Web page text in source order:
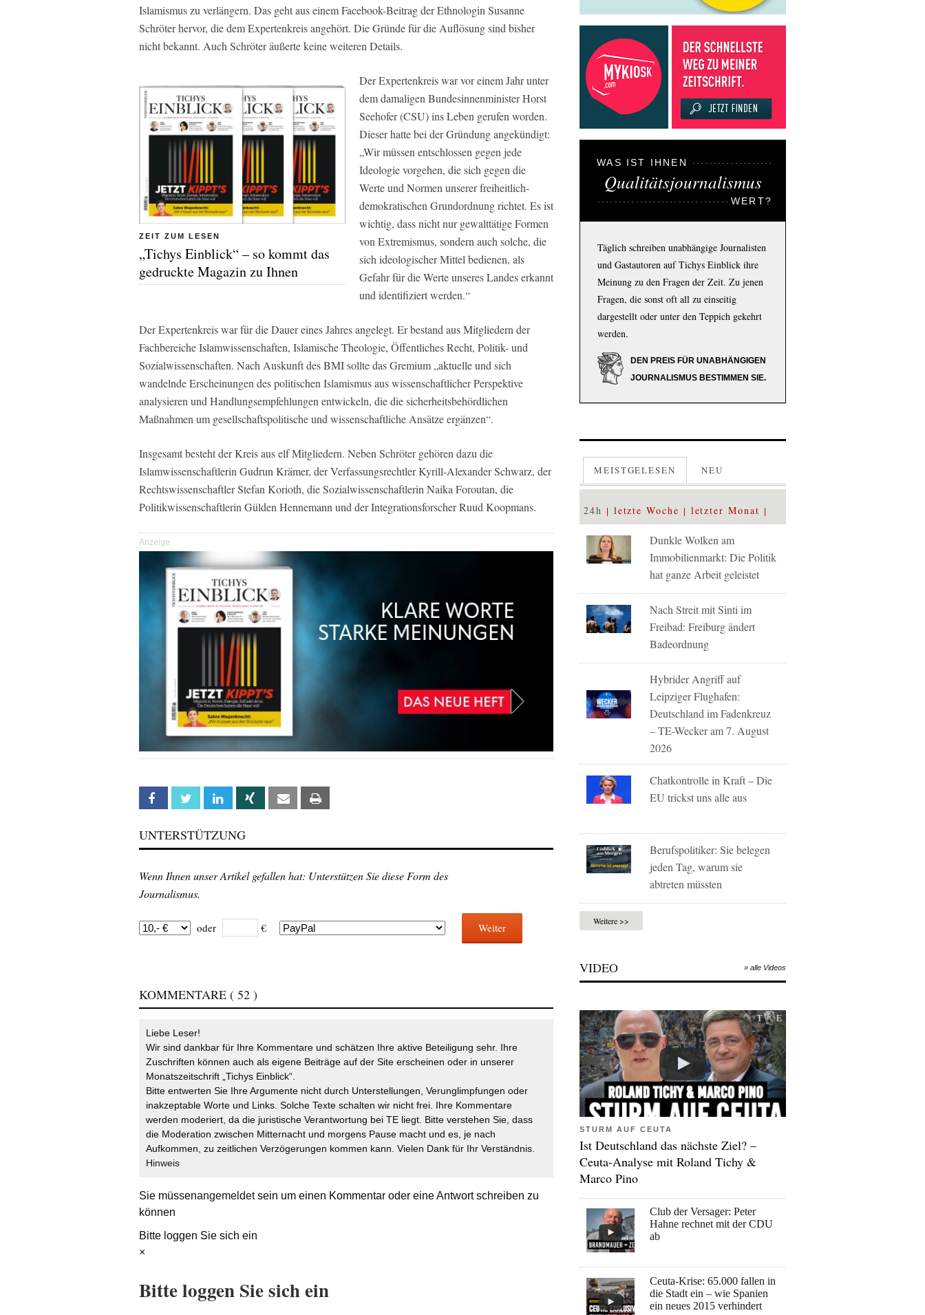
Islamismus zu verlängern. Das geht aus einem Facebook-Beitrag der Ethnologin Susanne
Schröter hervor, die dem Expertenkreis angehört. Die Gründe für die Auflösung sind bisher
nicht bekannt. Auch Schröter äußerte keine weiteren Details.
ZEIT ZUM LESEN
„Tichys Einblick“ – so kommt das
gedruckte Magazin zu Ihnen
Der Expertenkreis war vor einem Jahr unter
dem damaligen Bundesinnenminister Horst
Seehofer (CSU) ins Leben gerufen worden.
Dieser hatte bei der Gründung angekündigt:
„Wir müssen entschlossen gegen jede
Ideologie vorgehen, die sich gegen die
Werte und Normen unserer freiheitlich-
demokratischen Grundordnung richtet. Es ist
wichtig, dass nicht nur gewalttätige Formen
von Extremismus, sondern auch solche, die
sich ideologischer Mittel bedienen, als
Gefahr für die Werte unseres Landes erkannt
und identifiziert werden.“
Der Expertenkreis war für die Dauer eines Jahres angelegt. Er bestand aus Mitgliedern der
Fachbereiche Islamwissenschaften, Islamische Theologie, Öffentliches Recht, Politik- und
Sozialwissenschaften. Nach Auskunft des BMI sollte das Gremium „aktuelle und sich
wandelnde Erscheinungen des politischen Islamismus aus wissenschaftlicher Perspektive
analysieren und Handlungsempfehlungen entwickeln, die die sicherheitsbehördlichen
Maßnahmen um gesellschaftspolitische und wissenschaftliche Ansätze ergänzen“.
Insgesamt besteht der Kreis aus elf Mitgliedern. Neben Schröter gehören dazu die
Islamwissenschaftlerin Gudrun Krämer, der Verfassungsrechtler Kyrill-Alexander Schwarz, der
Rechtswissenschaftler Stefan Korioth, die Sozialwissenschaftlerin Naika Foroutan, die
Politikwissenschaftlerin Gülden Hennemann und der Integrationsforscher Ruud Koopmans.
Anzeige
Facebook Twitter Linkedin Xing Email
UNTERSTÜTZUNG
Wenn Ihnen unser Artikel gefallen hat: Unterstützen Sie diese Form des
Journalismus.
oder € Weiter
KOMMENTARE ( 52 )
Liebe Leser!
Wir sind dankbar für Ihre Kommentare und schätzen Ihre aktive Beteiligung sehr. Ihre
Zuschriften können auch als eigene Beiträge auf der Site erscheinen oder in unserer
Monatszeitschrift „Tichys Einblick“.
Bitte entwerten Sie Ihre Argumente nicht durch Unterstellungen, Verunglimpfungen oder
inakzeptable Worte und Links. Solche Texte schalten wir nicht frei. Ihre Kommentare
werden moderiert, da die juristische Verantwortung bei TE liegt. Bitte verstehen Sie, dass
die Moderation zwischen Mitternacht und morgens Pause macht und es, je nach
Aufkommen, zu zeitlichen Verzögerungen kommen kann. Vielen Dank für Ihr Verständnis.
Hinweis
Sie müssenangemeldetsein um einen Kommentar oder eine Antwort schreiben zu
können
Bitte loggen Sie sich ein
×
Bitte loggen Sie sich ein
WAS IST IHNEN
Qualitätsjournalismus
WERT?
Täglich schreiben unabhängige Journalisten
und Gastautoren auf Tichys Einblick ihre
Meinung zu den Fragen der Zeit. Zu jenen
Fragen, die sonst oft all zu einseitig
dargestellt oder unter den Teppich gekehrt
werden.
DEN PREIS FÜR UNABHÄNGIGEN
JOURNALISMUS BESTIMMEN SIE.
MEISTGELESEN NEU
24h letzte Woche letzter Monat
Dunkle Wolken am
Immobilienmarkt: Die Politik
hat ganze Arbeit geleistet
Nach Streit mit Sinti im
Freibad: Freiburg ändert
Badeordnung
Hybrider Angriff auf
Leipziger Flughafen:
Deutschland im Fadenkreuz
– TE-Wecker am 7. August
2026
Chatkontrolle in Kraft – Die
EU trickst uns alle aus
Berufspolitiker: Sie belegen
jeden Tag, warum sie
abtreten müssten
Weitere >>
VIDEO » alle Videos
STURM AUF CEUTA
Ist Deutschland das nächste Ziel? –
Ceuta-Analyse mit Roland Tichy &
Marco Pino
Club der Versager: Peter
Hahne rechnet mit der CDU
ab
Ceuta-Krise: 65.000 fallen in
die Stadt ein – wie Spanien
ein neues 2015 verhindert